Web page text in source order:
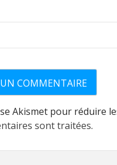
Akismet pour réduire
sont traitées.